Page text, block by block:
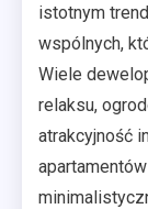
istotnym
wspólnych,
Wiele
relaksu,
atrakcyjność